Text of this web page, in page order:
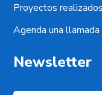
Proyectos realizados
Agenda una llamada
Newsletter